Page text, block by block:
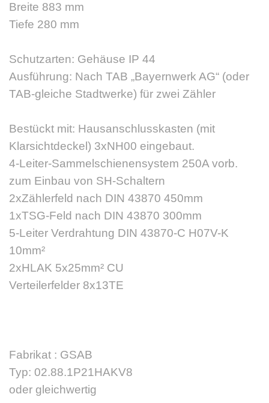
Breite 883 mm
Tiefe 280 mm
Schutzarten: Gehäuse IP 44
Ausführung: Nach TAB „Bayernwerk AG“ (oder
TAB-gleiche Stadtwerke) für zwei Zähler
Bestückt mit: Hausanschlusskasten (mit
Klarsichtdeckel) 3xNH00 eingebaut.
4-Leiter-Sammelschienensystem 250A vorb.
zum Einbau von SH-Schaltern
2xZählerfeld nach DIN 43870 450mm
1xTSG-Feld nach DIN 43870 300mm
5-Leiter Verdrahtung DIN 43870-C H07V-K
10mm²
2xHLAK 5x25mm² CU
Verteilerfelder 8x13TE
Fabrikat : GSAB
Typ: 02.88.1P21HAKV8
oder gleichwertig